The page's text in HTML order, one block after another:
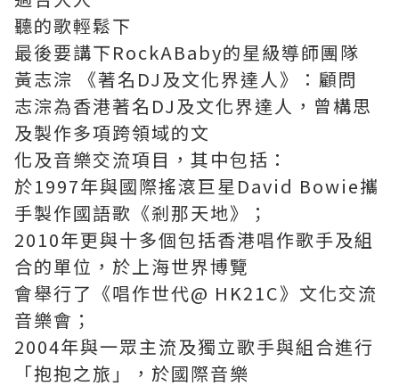
聽的歌輕鬆下
最後要講下RockABaby的星級導師團隊
黃志淙 《著名DJ及文化界達人》：顧問
志淙為香港著名DJ及文化界達人，曾構思
及製作多項跨領域的文
化及音樂交流項目，其中包括：
於1997年與國際搖滾巨星David Bowie攜
手製作國語歌《剎那天地》；
2010年更與十多個包括香港唱作歌手及組
合的單位，於上海世界博覽
會舉行了《唱作世代@ HK21C》文化交流
音樂會；
2004年與一眾主流及獨立歌手與組合進行
「抱抱之旅」，於國際音樂